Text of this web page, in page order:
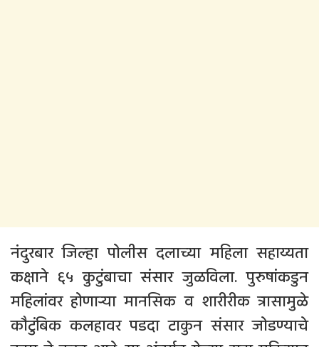
नंदुरबार जिल्हा पोलीस दलाच्या महिला सहाय्यता
कक्षाने ६५ कुटुंबाचा संसार जुळविला. पुरुषांकडुन
महिलांवर होणार्‍या मानसिक व शारीरीक त्रासामुळे
कौटुंबिक कलहावर पडदा टाकुन संसार जोडण्याचे